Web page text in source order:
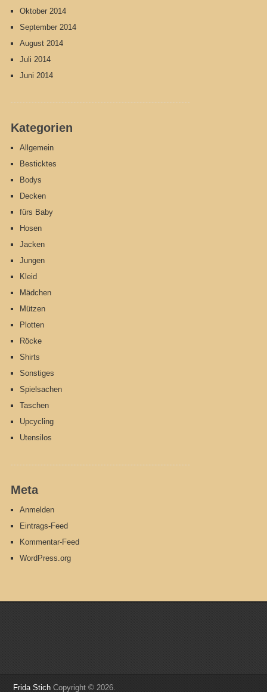
Oktober 2014
September 2014
August 2014
Juli 2014
Juni 2014
Kategorien
Allgemein
Besticktes
Bodys
Decken
fürs Baby
Hosen
Jacken
Jungen
Kleid
Mädchen
Mützen
Plotten
Röcke
Shirts
Sonstiges
Spielsachen
Taschen
Upcycling
Utensilos
Meta
Anmelden
Eintrags-Feed
Kommentar-Feed
WordPress.org
Frida Stich Copyright © 2026.